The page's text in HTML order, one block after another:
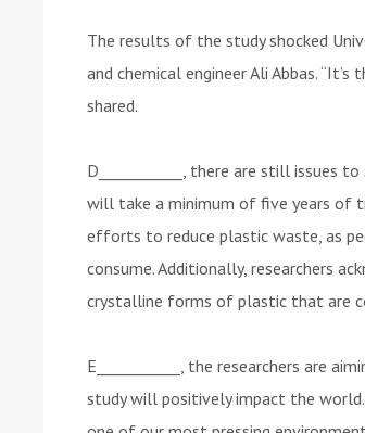
The results of the study shocked
and chemical engineer Ali Abbas.
shared.
D___________, there are still issues
will take a minimum of five years of
efforts to reduce plastic waste, as
consume. Additionally, researchers
crystalline forms of plastic that are
E___________, the researchers are
study will positively impact the